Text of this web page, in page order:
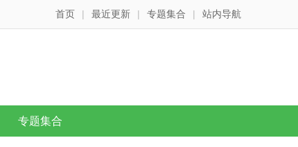
首页 | 最近更新 | 专题集合 | 站内导航
专题集合